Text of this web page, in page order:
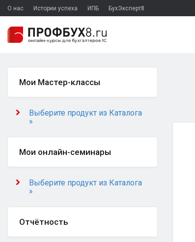
О нас Истории успеха ИПБ БухЭксперт8
Мои Мастер-классы
Выберите продукт из Каталога
»
Мои онлайн-семинары
Выберите продукт из Каталога
»
Отчётность